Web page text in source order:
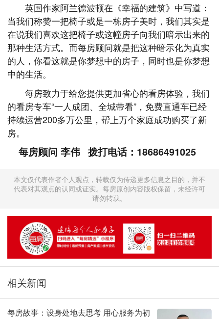
英国作家阿兰德波顿在《幸福的建筑》中写道：
当我们称赞一把椅子或是一栋房子美时，我们其实是
在说我们喜欢这把椅子或这幢房子向我们暗示出来的
那种生活方式。而每房顾问就是把这种暗示化为真实
的人，你看这就是你梦想中的房子，同时也是你梦想
中的生活。
每房致力于给您提供更加省心的看房体验，我们
的看房专车“一人成团、全城带看”，免费直通车已经
持续运营200多万公里，帮上万个家庭成功购买了新
房。
每房顾问 李伟 拨打电话：18686491025
本文仅代表作者个人观点，转载仅为传递更多信息之目的，并不
代表对其观点的认同或证实。每房原创内容版权保留，未经许可
请勿转载。
相关新闻
每房故事：设身处地去思考 用心服务为初